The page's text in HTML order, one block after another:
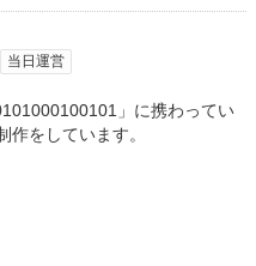
当日運営
」に携わってい
作をしています。